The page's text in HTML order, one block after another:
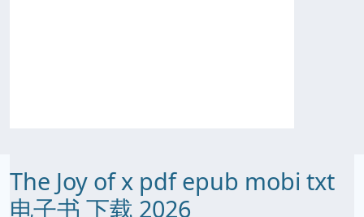
The Joy of x pdf epub mobi txt
电子书 下载 2026